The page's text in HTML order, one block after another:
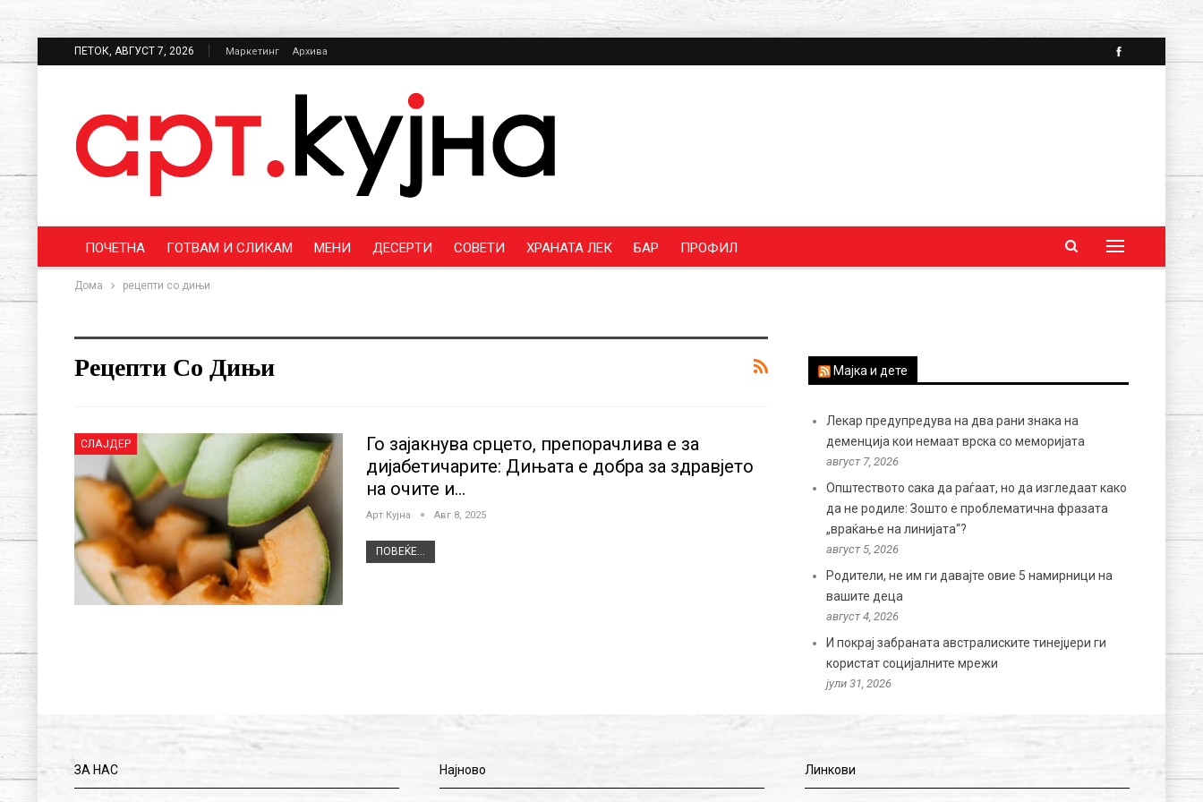
ПЕТОК, АВГУСТ 7, 2026 Маркетинг Архива
ПОЧЕТНА ГОТВАМ И СЛИКАМ МЕНИ ДЕСЕРТИ СОВЕТИ ХРАНАТА ЛЕК БАР ПРОФИЛ
Дома рецепти со дињи
Рецепти Со Дињи
СЛАЈДЕР
Го зајакнува срцето, препорачлива е за
дијабетичарите: Дињата е добра за здравјето
на очите и…
Арт Кујна Авг 8, 2025
ПОВЕЌЕ...
Мајка и дете
Лекар предупредува на два рани знака на
деменција кои немаат врска со меморијата
август 7, 2026
Општеството сака да раѓаат, но да изгледаат како
да не родиле: Зошто е проблематична фразата
„враќање на линијата“?
август 5, 2026
Родители, не им ги давајте овие 5 намирници на
вашите деца
август 4, 2026
И покрај забраната австралиските тинејџери ги
користат социјалните мрежи
јули 31, 2026
ЗА НАС Најново Линкови